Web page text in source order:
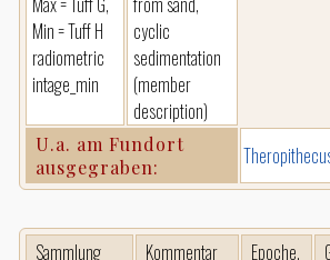
Min = Tuff H
radiometric
intage_min
cyclic
sedimentation
(member
description)
U.a. am Fundort
ausgegraben:
Sammlung Kommentar Epoche,